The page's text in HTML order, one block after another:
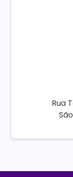
Rua